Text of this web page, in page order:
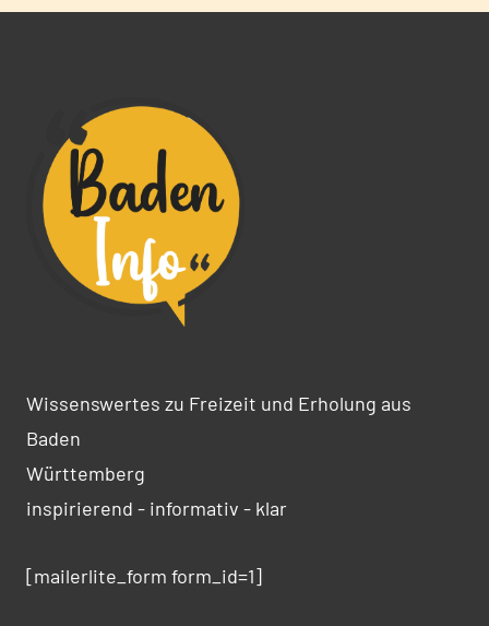
Wissenswertes zu Freizeit und Erholung aus
Baden
Württemberg
inspirierend - informativ - klar
[mailerlite_form form_id=1]